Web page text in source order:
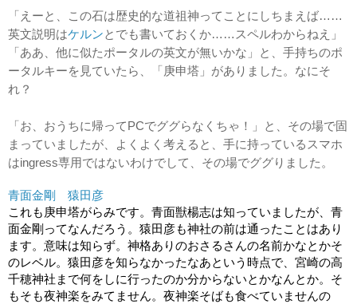
「えーと、この石は歴史的な道祖神ってことにしちまえば……
英文説明はケルンとでも書いておくか……スペルわからねえ」
「ああ、他に似たポータルの英文が無いかな」と、手持ちのポ
ータルキーを見ていたら、「庚申塔」がありました。なにそ
れ？
「お、おうちに帰ってPCでググらなくちゃ！」と、その場で固
まっていましたが、よくよく考えると、手に持っている スマホ
はingress専用ではないわけでして、その場でググりました。
青面金剛
猿田彦
これも庚申塔がらみです。青面獣楊志は知っていましたが、青
面金剛ってなんだろう。猿田彦も神社の前は通ったことはあり
ます。意味は知らず。神格ありのおさるさんの名前かなとかそ
のレベル。猿田彦を知らなかったなあという時点で、宮崎の高
千穂神社まで何をしに行ったのか分からないとかなんとか。そ
もそも夜神楽をみてません。夜神楽そばも食べていませんの